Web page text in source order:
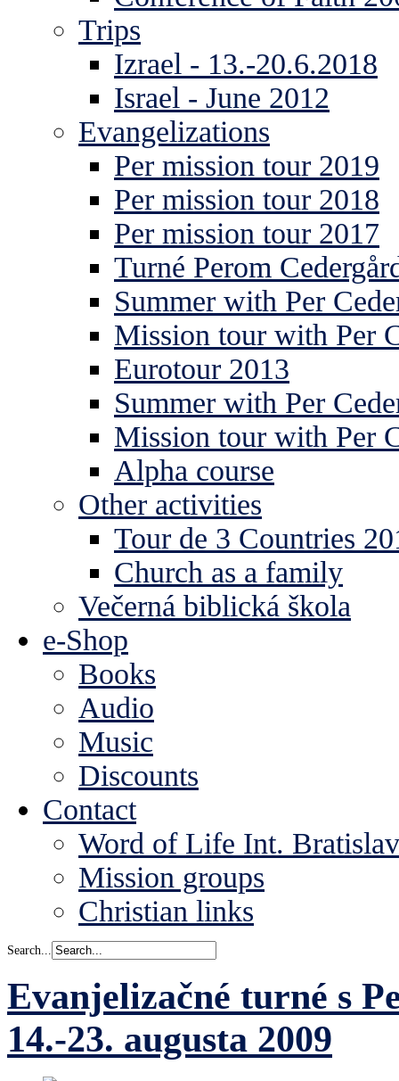
Trips
Izrael - 13.-20.6.2018
Israel - June 2012
Evangelizations
Per mission tour 2019
Per mission tour 2018
Per mission tour 2017
Turné Perom
Summer with Per
Mission tour with Per
Eurotour 2013
Summer with Per
Mission tour with Per
Alpha course
Other activities
Tour de 3 Countries
Church as a family
Večerná biblická škola
e-Shop
Books
Audio
Music
Discounts
Contact
Word of Life Int.
Mission groups
Christian links
Search...
Evanjelizačné turné s
14.-23. augusta 2009